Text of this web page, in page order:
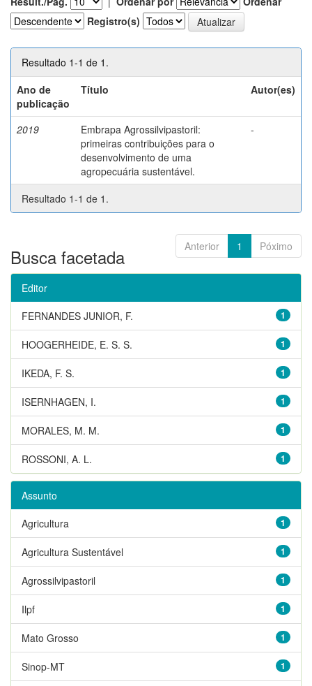
Registro(s)
Resultado 1-1 de 1.
Ano de
publicação
Título Autor(es)
2019
Embrapa Agrossilvipastoril:
primeiras contribuições para o
desenvolvimento de uma
agropecuária sustentável.
-
Resultado 1-1 de 1.
Anterior 1 Póximo
Busca facetada
Editor
1
FERNANDES JUNIOR, F.
1
HOOGERHEIDE, E. S. S.
1
IKEDA, F. S.
1
ISERNHAGEN, I.
1
MORALES, M. M.
1
ROSSONI, A. L.
Assunto
1
Agricultura
1
Agricultura Sustentável
1
Agrossilvipastoril
1
Ilpf
1
Mato Grosso
1
Sinop-MT